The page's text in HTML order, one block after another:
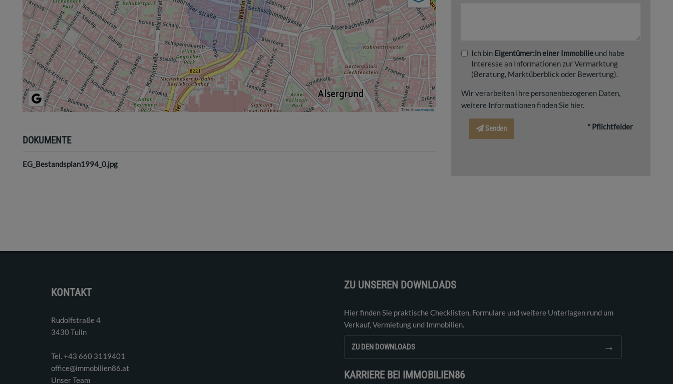
Tiles ©basemap.at
DOKUMENTE
EG_Bestandsplan1994_0.jpg
Ich bin Eigentümer:in einer Immobilie und habe
Interesse an Informationen zur Vermarktung
(Beratung, Marktüberblick oder Bewertung).
Wir verarbeiten Ihre personenbezogenen Daten,
weitere Informationen finden Sie hier.
Senden * Pflichtfelder
KONTAKT
Rudolfstraße 4
3430 Tulln
Tel. ‭+43 660 3119401‬
office@immobilien86.at
Unser Team
ZU UNSEREN DOWNLOADS
Hier finden Sie praktische Checklisten, Formulare und weitere Unterlagen rund um
Verkauf, Vermietung und Immobilien.
ZU DEN DOWNLOADS →
KARRIERE BEI IMMOBILIEN86